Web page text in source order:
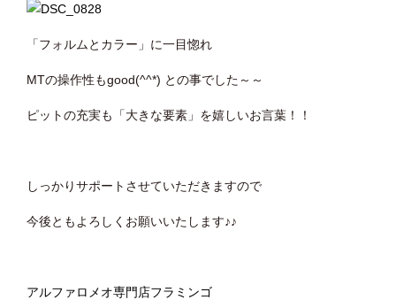
「フォルムとカラー」に一目惚れ
MTの操作性もgood(^^*) との事でした～～
ピットの充実も「大きな要素」を嬉しいお言葉！！
しっかりサポートさせていただきますので
今後ともよろしくお願いいたします♪♪
アルファロメオ専門店フラミンゴ